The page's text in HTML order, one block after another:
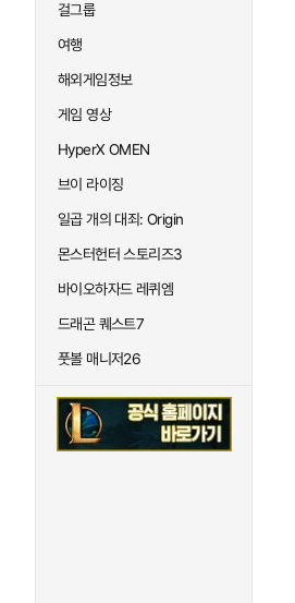
걸그룹
여행
해외게임정보
게임 영상
HyperX OMEN
브이 라이징
일곱 개의 대죄: Origin
몬스터헌터 스토리즈3
바이오하자드 레퀴엠
드래곤 퀘스트7
풋볼 매니저26